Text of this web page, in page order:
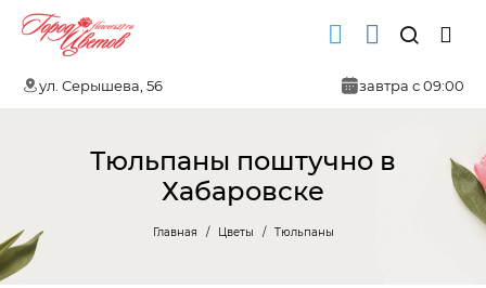
ул. Серышева, 56 завтра с 09:00
Тюльпаны поштучно в
Хабаровске
Главная Цветы Тюльпаны